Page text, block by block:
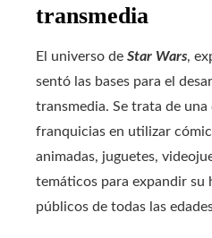
transmedia
El universo de Star Wars,
sentó las bases para el
transmedia. Se trata de una
franquicias en utilizar
animadas, juguetes,
temáticos para expandir su
públicos de todas las